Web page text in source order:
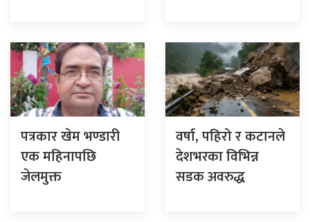
पत्रकार खेम भण्डारी
एक महिनापछि
जेलमुक्त
वर्षा, पहिरो र कटानले
देशभरका विभिन्न
सडक अवरुद्ध